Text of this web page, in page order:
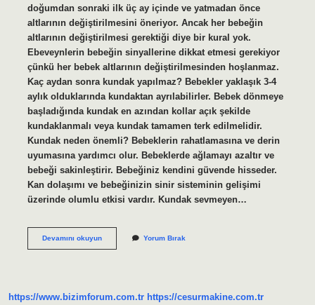
doğumdan sonraki ilk üç ay içinde ve yatmadan önce
altlarının değiştirilmesini öneriyor. Ancak her bebeğin
altlarının değiştirilmesi gerektiği diye bir kural yok.
Ebeveynlerin bebeğin sinyallerine dikkat etmesi gerekiyor
çünkü her bebek altlarının değiştirilmesinden hoşlanmaz.
Kaç aydan sonra kundak yapılmaz? Bebekler yaklaşık 3-4
aylık olduklarında kundaktan ayrılabilirler. Bebek dönmeye
başladığında kundak en azından kollar açık şekilde
kundaklanmalı veya kundak tamamen terk edilmelidir.
Kundak neden önemli? Bebeklerin rahatlamasına ve derin
uyumasına yardımcı olur. Bebeklerde ağlamayı azaltır ve
bebeği sakinleştirir. Bebeğiniz kendini güvende hisseder.
Kan dolaşımı ve bebeğinizin sinir sisteminin gelişimi
üzerinde olumlu etkisi vardır. Kundak sevmeyen…
Devamını okuyunBebek
Yorum Bırak
https://www.bizimforum.com.tr https://cesurmakine.com.tr